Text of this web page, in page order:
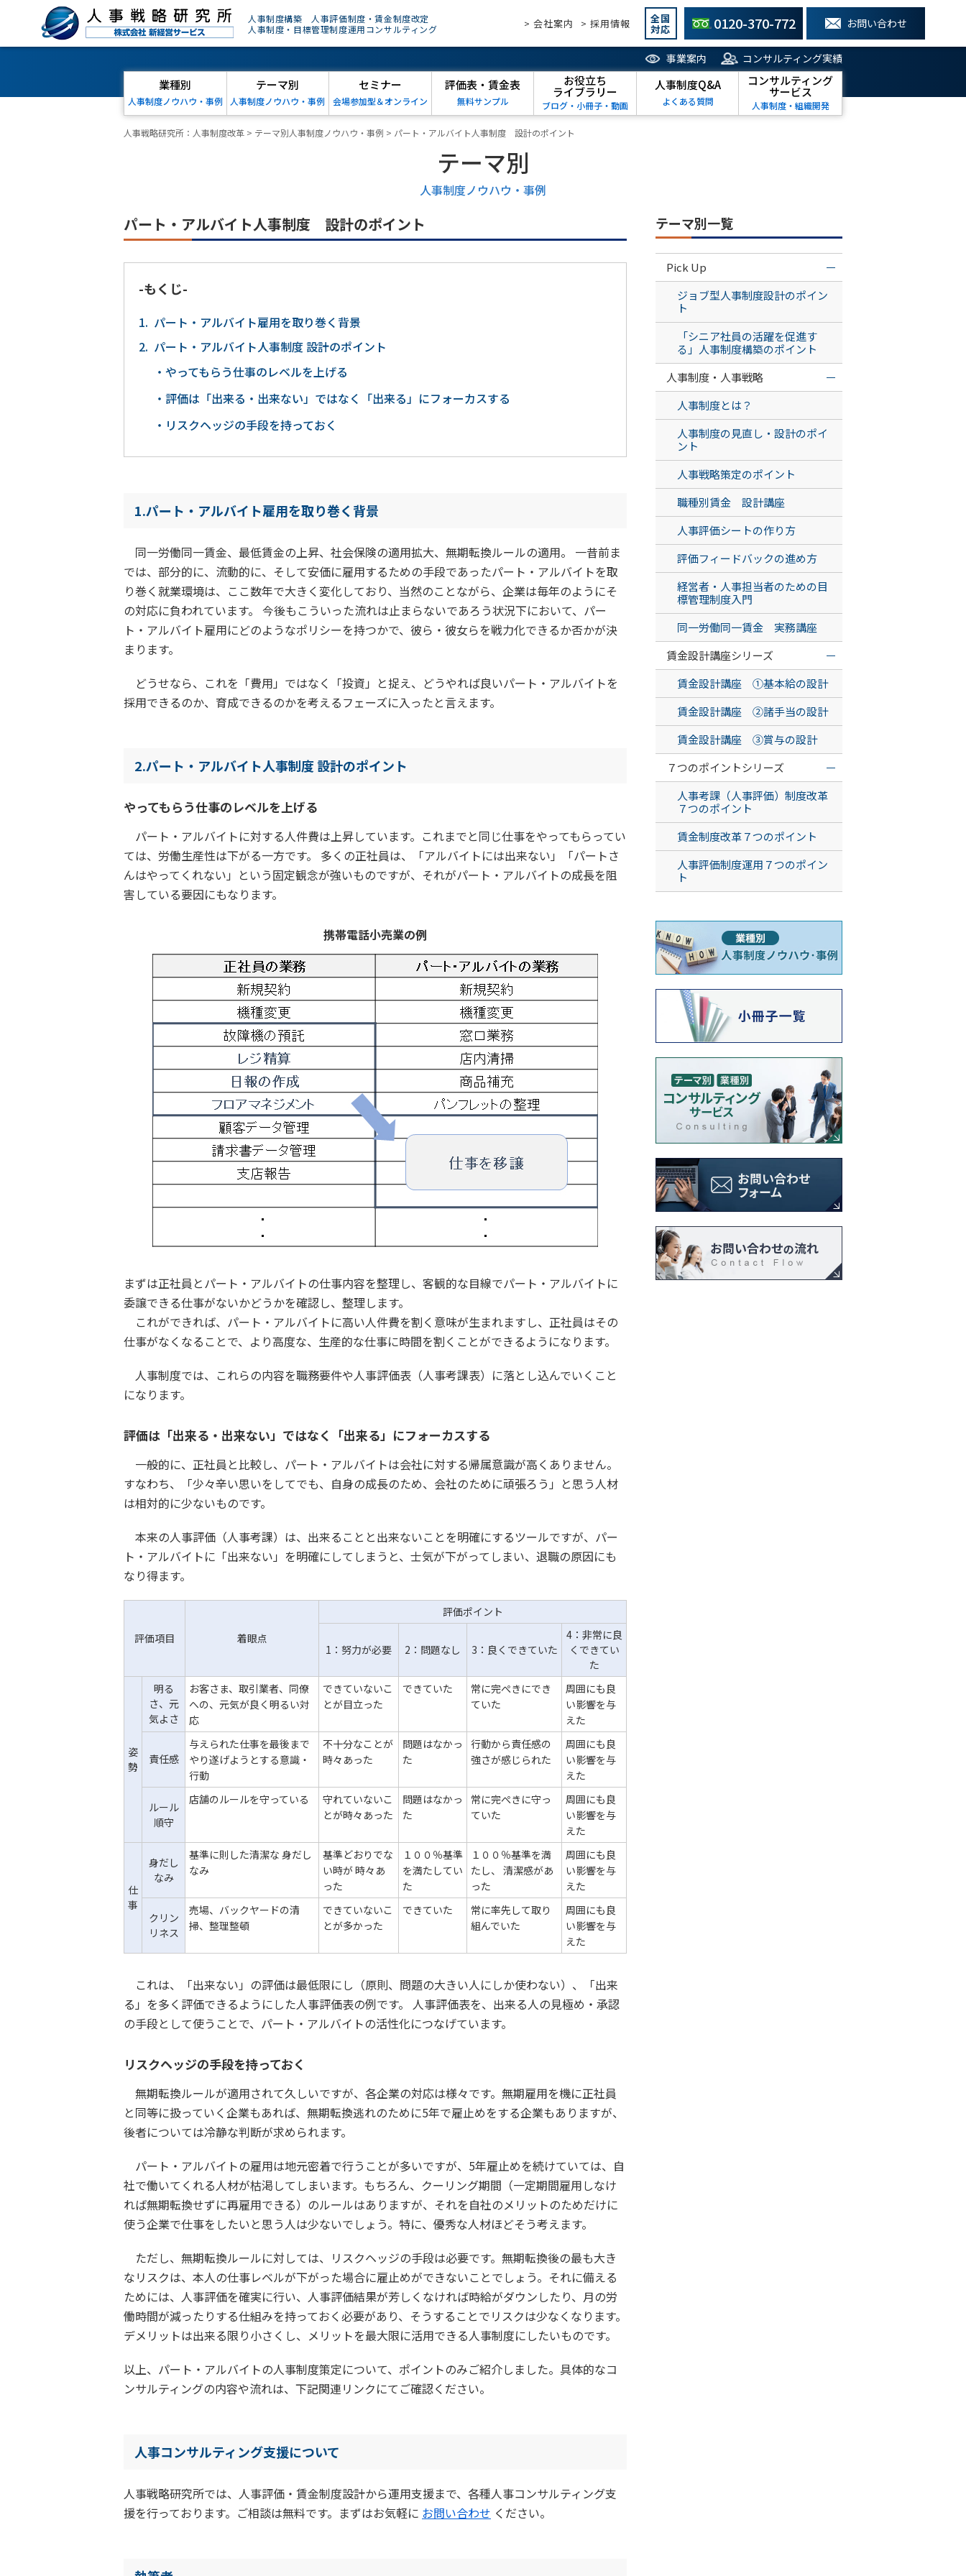
人事制度構築 人事評価制度・賃金制度改定
人事制度・目標管理制度運用コンサルティング
> 会社案内 > 採用情報 全国
対応 0120-370-772 お問い合わせ
事業案内 コンサルティング実績
業種別
人事制度ノウハウ・事例
テーマ別
人事制度ノウハウ・事例
セミナー
会場参加型＆オンライン
評価表・賃金表
無料サンプル
お役立ち
ライブラリー
ブログ・小冊子・動画
人事制度Q&A
よくある質問
コンサルティング
サービス
人事制度・組織開発
人事戦略研究所：人事制度改革 > テーマ別人事制度ノウハウ・事例 > パート・アルバイト人事制度 設計のポイント
テーマ別
人事制度ノウハウ・事例
パート・アルバイト人事制度 設計のポイント
-もくじ-
パート・アルバイト雇用を取り巻く背景
パート・アルバイト人事制度 設計のポイント
やってもらう仕事のレベルを上げる
評価は「出来る・出来ない」ではなく「出来る」にフォーカスする
リスクヘッジの手段を持っておく
1.パート・アルバイト雇用を取り巻く背景
同一労働同一賃金、最低賃金の上昇、社会保険の適用拡大、無期転換ルールの適用。 一昔前ま
では、部分的に、流動的に、そして安価に雇用するための手段であったパート・アルバイトを取
り巻く就業環境は、ここ数年で大きく変化しており、当然のことながら、企業は毎年のようにそ
の対応に負われています。 今後もこういった流れは止まらないであろう状況下において、パー
ト・アルバイト雇用にどのようなポリシーを持つかで、彼ら・彼女らを戦力化できるか否かが決
まります。
どうせなら、これを「費用」ではなく「投資」と捉え、どうやれば良いパート・アルバイトを
採用できるのか、育成できるのかを考えるフェーズに入ったと言えます。
2.パート・アルバイト人事制度 設計のポイント
やってもらう仕事のレベルを上げる
パート・アルバイトに対する人件費は上昇しています。これまでと同じ仕事をやってもらってい
ては、労働生産性は下がる一方です。 多くの正社員は、「アルバイトには出来ない」「パートさ
んはやってくれない」という固定観念が強いものですが、それがパート・アルバイトの成長を阻
害している要因にもなります。
携帯電話小売業の例
まずは正社員とパート・アルバイトの仕事内容を整理し、客観的な目線でパート・アルバイトに
委譲できる仕事がないかどうかを確認し、整理します。
これができれば、パート・アルバイトに高い人件費を割く意味が生まれますし、正社員はその
仕事がなくなることで、より高度な、生産的な仕事に時間を割くことができるようになります。
人事制度では、これらの内容を職務要件や人事評価表（人事考課表）に落とし込んでいくこと
になります。
評価は「出来る・出来ない」ではなく「出来る」にフォーカスする
一般的に、正社員と比較し、パート・アルバイトは会社に対する帰属意識が高くありません。
すなわち、「少々辛い思いをしてでも、自身の成長のため、会社のために頑張ろう」と思う人材
は相対的に少ないものです。
本来の人事評価（人事考課）は、出来ることと出来ないことを明確にするツールですが、パー
ト・アルバイトに「出来ない」を明確にしてしまうと、士気が下がってしまい、退職の原因にも
なり得ます。
評価項目 着眼点
評価ポイント
1：努力が必要 2：問題なし 3：良くできていた
4：非常に良
くできてい
た
姿
勢
明る
さ、元
気よさ
お客さま、取引業者、同僚
への、元気が良く明るい対
応
できていないこ
とが目立った
できていた
常に完ぺきにでき
ていた
周囲にも良
い影響を与
えた
責任感
与えられた仕事を最後まで
やり遂げようとする意識・
行動
不十分なことが
時々あった
問題はなかっ
た
行動から責任感の
強さが感じられた
周囲にも良
い影響を与
えた
ルール
順守
店舗のルールを守っている
守れていないこ
とが時々あった
問題はなかっ
た
常に完ぺきに守っ
ていた
周囲にも良
い影響を与
えた
仕
事
身だし
なみ
基準に則した清潔な 身だし
なみ
基準どおりでな
い時が 時々あ
った
１００％基準
を満たしてい
た
１００％基準を満
たし、 清潔感があ
った
周囲にも良
い影響を与
えた
クリン
リネス
売場、バックヤードの清
掃、整理整頓
できていないこ
とが多かった
できていた
常に率先して取り
組んでいた
周囲にも良
い影響を与
えた
これは、「出来ない」の評価は最低限にし（原則、問題の大きい人にしか使わない）、「出来
る」を多く評価できるようにした人事評価表の例です。 人事評価表を、出来る人の見極め・承認
の手段として使うことで、パート・アルバイトの活性化につなげています。
リスクヘッジの手段を持っておく
無期転換ルールが適用されて久しいですが、各企業の対応は様々です。無期雇用を機に正社員
と同等に扱っていく企業もあれば、無期転換逃れのために5年で雇止めをする企業もありますが、
後者については冷静な判断が求められます。
パート・アルバイトの雇用は地元密着で行うことが多いですが、5年雇止めを続けていては、自
社で働いてくれる人材が枯渇してしまいます。もちろん、クーリング期間（一定期間雇用しなけ
れば無期転換せずに再雇用できる）のルールはありますが、それを自社のメリットのためだけに
使う企業で仕事をしたいと思う人は少ないでしょう。特に、優秀な人材ほどそう考えます。
ただし、無期転換ルールに対しては、リスクヘッジの手段は必要です。無期転換後の最も大き
なリスクは、本人の仕事レベルが下がった場合に雇止めができないことでしょう。それに備える
ためには、人事評価を確実に行い、人事評価結果が芳しくなければ時給がダウンしたり、月の労
働時間が減ったりする仕組みを持っておく必要があり、そうすることでリスクは少なくなります。
デメリットは出来る限り小さくし、メリットを最大限に活用できる人事制度にしたいものです。
以上、パート・アルバイトの人事制度策定について、ポイントのみご紹介しました。具体的なコ
ンサルティングの内容や流れは、下記関連リンクにてご確認ください。
人事コンサルティング支援について
人事戦略研究所では、人事評価・賃金制度設計から運用支援まで、各種人事コンサルティング支
援を行っております。ご相談は無料です。まずはお気軽に お問い合わせ ください。
テーマ別一覧
Pick Up
ジョブ型人事制度設計のポイン
ト
「シニア社員の活躍を促進す
る」人事制度構築のポイント
人事制度・人事戦略
人事制度とは？
人事制度の見直し・設計のポイ
ント
人事戦略策定のポイント
職種別賃金 設計講座
人事評価シートの作り方
評価フィードバックの進め方
経営者・人事担当者のための目
標管理制度入門
同一労働同一賃金 実務講座
賃金設計講座シリーズ
賃金設計講座 ①基本給の設計
賃金設計講座 ②諸手当の設計
賃金設計講座 ③賞与の設計
７つのポイントシリーズ
人事考課（人事評価）制度改革
７つのポイント
賃金制度改革７つのポイント
人事評価制度運用７つのポイン
ト